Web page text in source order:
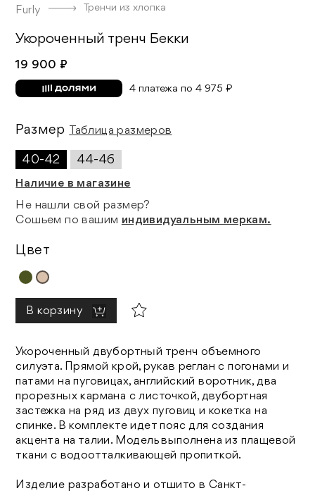
Furly Тренчи из хлопка
Укороченный тренч Бекки
19 900 ₽
4 платежа по 4 975 ₽
Размер Таблица размеров
40-42 44-46
Наличие в магазине
Не нашли свой размер?
Сошьем по вашим индивидуальным меркам.
Цвет
В корзину
Укороченный двубортный тренч объемного
силуэта. Прямой крой, рукав реглан с погонами и
патами на пуговицах, английский воротник, два
прорезных кармана с листочкой, двубортная
застежка на ряд из двух пуговиц и кокетка на
спинке. В комплекте идет пояс для создания
акцента на талии. Модель выполнена из плащевой
ткани с водоотталкивающей пропиткой.
Изделие разработано и отшито в Санкт-